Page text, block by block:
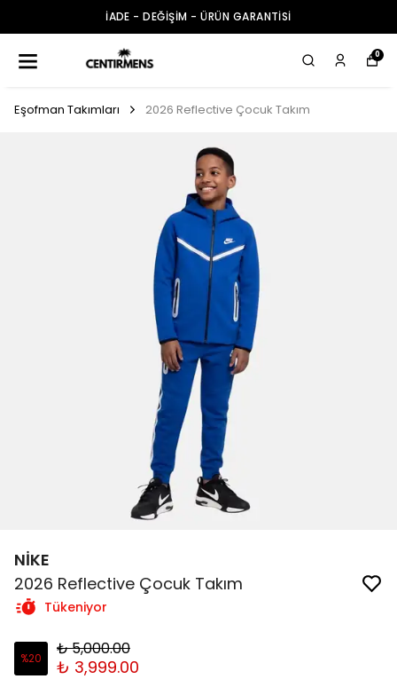
İADE - DEĞİŞİM - ÜRÜN GARANTİSİ
0
Eşofman Takımları 2026 Reflective Çocuk Takım
NİKE
2026 Reflective Çocuk Takım
Tükeniyor
%20 ₺ 5,000.00
₺ 3,999.00